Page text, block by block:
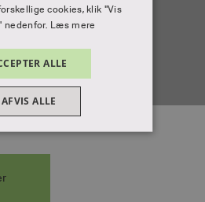
cookies, klik "Vis
nedenfor. Læs mere
ALLE
AFVIS ALLE